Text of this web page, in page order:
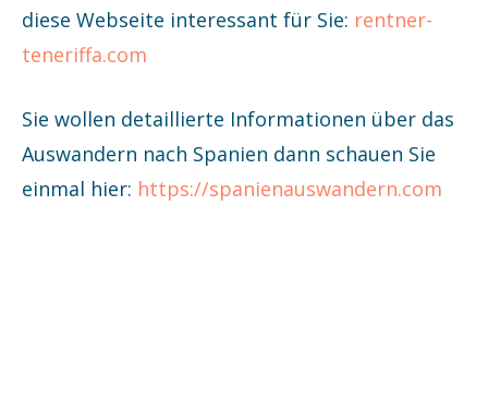
diese Webseite interessant für Sie: rentner-
teneriffa.com
Sie wollen detaillierte Informationen über das
Auswandern nach Spanien dann schauen Sie
einmal hier: https://spanienauswandern.com